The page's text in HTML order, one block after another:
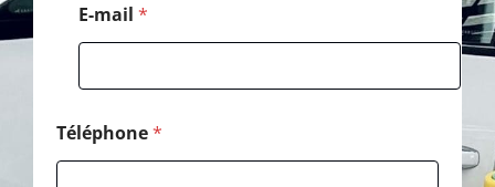
E-mail *
Téléphone*